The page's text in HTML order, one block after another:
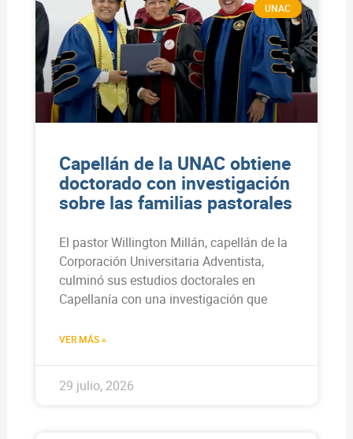
UNAC
Capellán de la UNAC obtiene
doctorado con investigación
sobre las familias pastorales
El pastor Willington Millán, capellán de la
Corporación Universitaria Adventista,
culminó sus estudios doctorales en
Capellanía con una investigación que
VER MÁS »
29 julio, 2026